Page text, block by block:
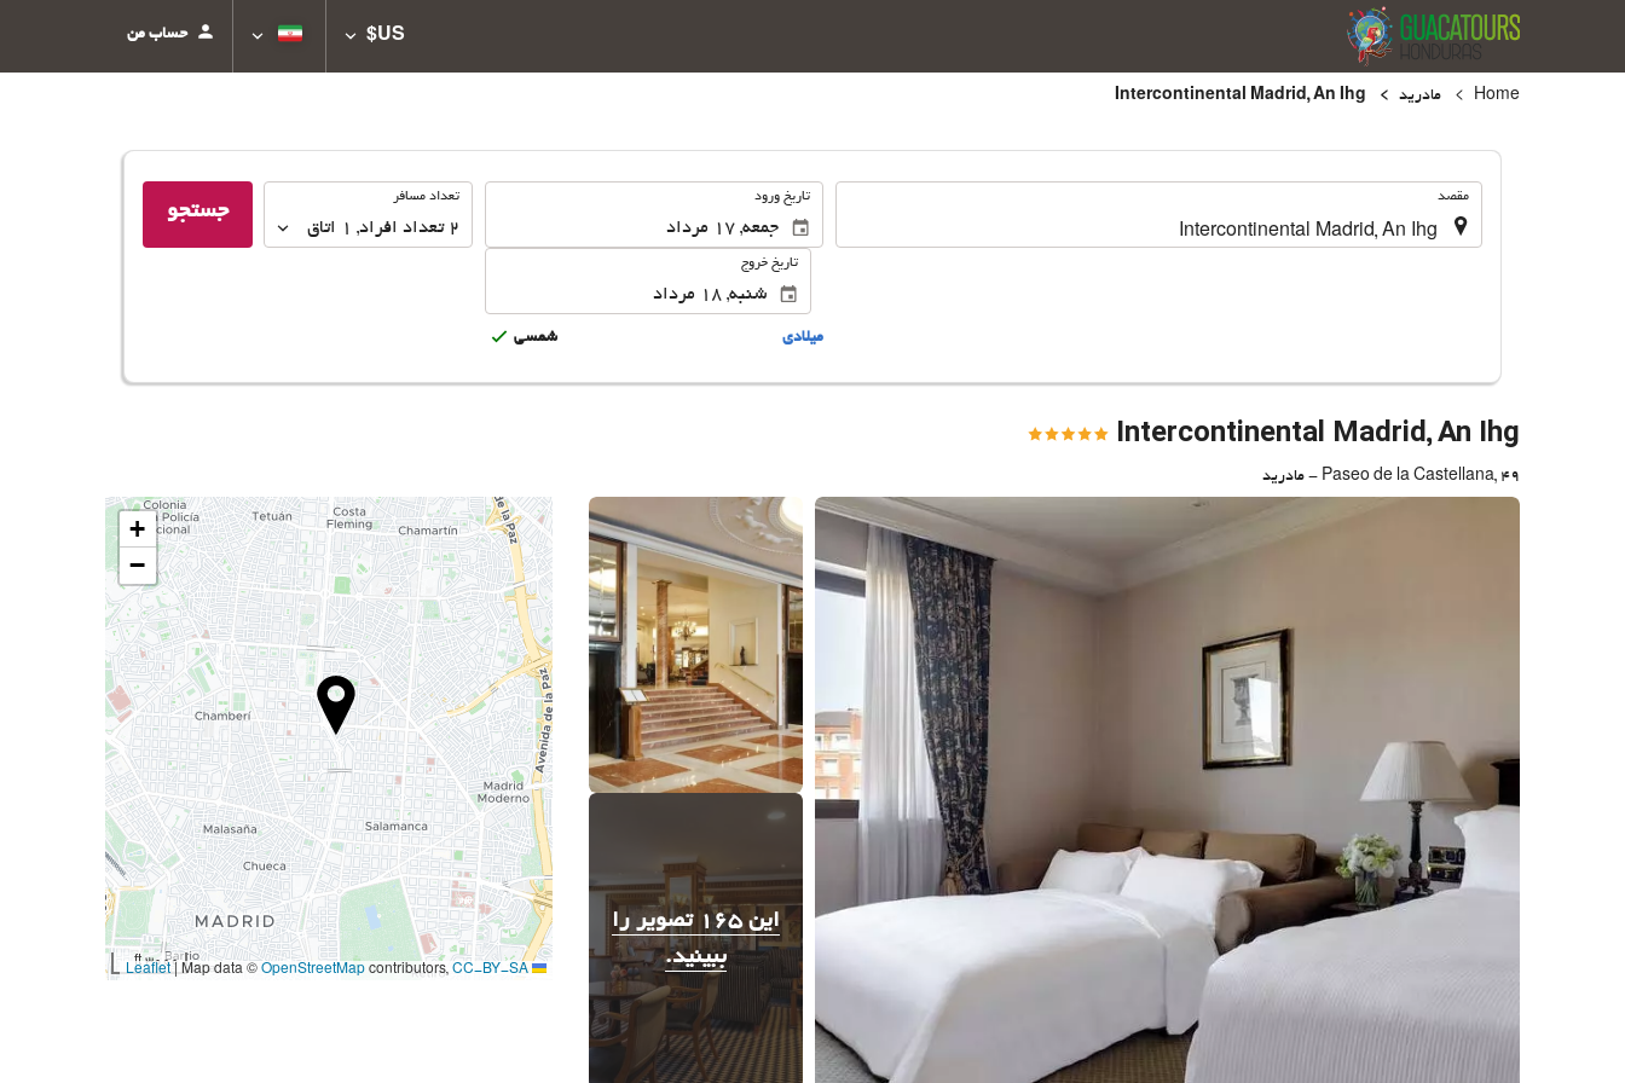
US$ حساب من
Home مادرید
مقصد تاریخ ورود
تاریخ خروج
ميلادى شمسى
تعداد
تعداد مسافر
2 تعداد افراد ,
1 اتاق
جستجو
Intercontinental Madrid, An Ihg
Paseo de la Castellana, 49 - مادرید
این 165 تصویر را
ببینید.
این 165 تصویر را ببینید.
+
−
3000 ft
|Map data © OpenStreetMap contributors, CC-BY-SA